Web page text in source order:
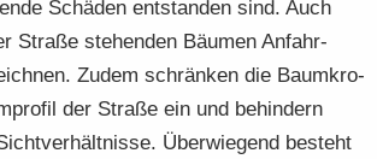
Schä­den ent­stan­den sind. Auch
Stra­ße ste­hen­den Bäu­men An­fahr­
Zudem schrän­ken die Baum­kro­
der Stra­ße ein und be­hin­dern
Über­wie­gend be­steht